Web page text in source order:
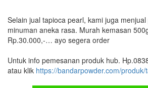
Selain jual tapioca pearl, kami juga
minuman aneka rasa. Murah kemasan
Rp.30.000,-… ayo segera order
Untuk info pemesanan produk hub.
atau klik https://bandarpowder.com/